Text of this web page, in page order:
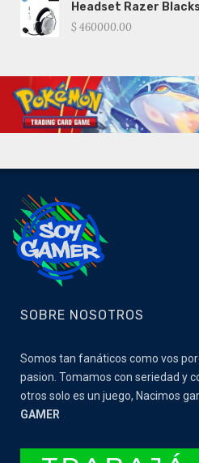
Headset Razer
$ 460000.00
SOBRE NOSOTROS
Somos tan fanáticos como vos
pasion. Tomamos con seriedad y
otros solo es un juego, Nacimos
GAMER